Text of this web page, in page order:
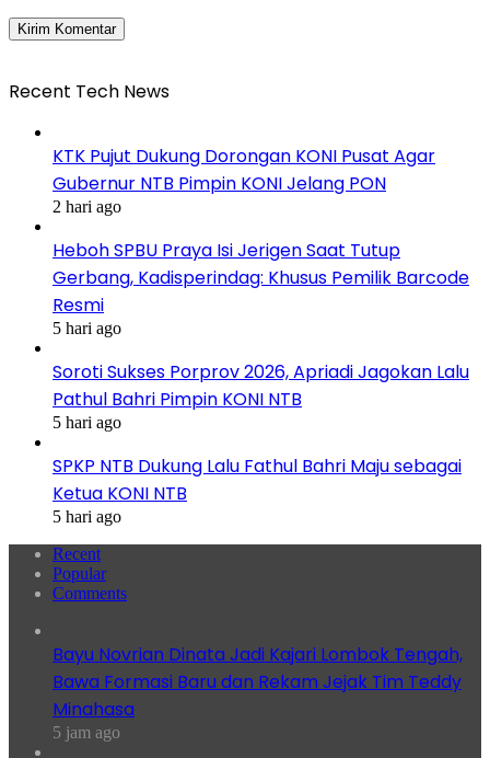
Recent Tech News
KTK Pujut Dukung Dorongan KONI Pusat Agar
Gubernur NTB Pimpin KONI Jelang PON
2 hari ago
Heboh SPBU Praya Isi Jerigen Saat Tutup
Gerbang, Kadisperindag: Khusus Pemilik Barcode
Resmi
5 hari ago
Soroti Sukses Porprov 2026, Apriadi Jagokan Lalu
Pathul Bahri Pimpin KONI NTB
5 hari ago
SPKP NTB Dukung Lalu Fathul Bahri Maju sebagai
Ketua KONI NTB
5 hari ago
Recent
Popular
Comments
Bayu Novrian Dinata Jadi Kajari Lombok Tengah,
Bawa Formasi Baru dan Rekam Jejak Tim Teddy
Minahasa
5 jam ago